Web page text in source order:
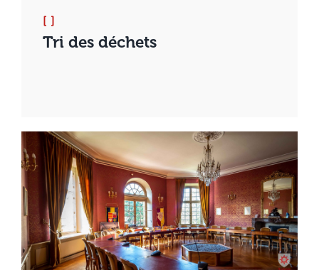
[ ]
Tri des déchets